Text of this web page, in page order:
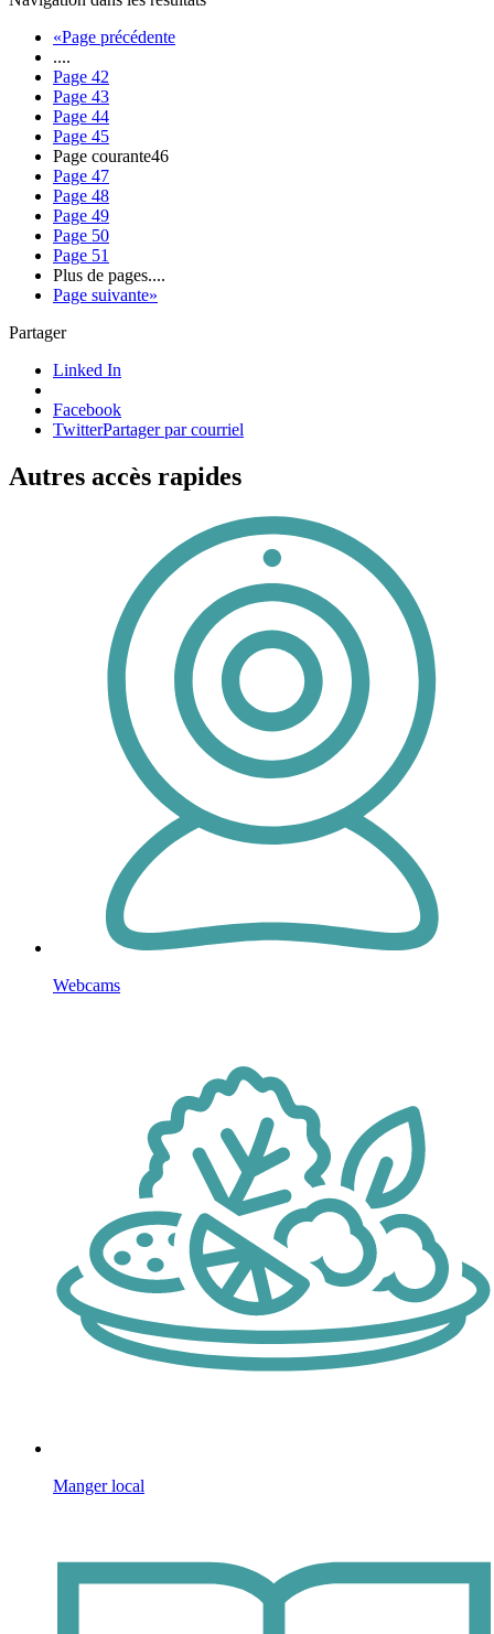
«Page précédente
....
Page 42
Page 43
Page 44
Page 45
Page courante46
Page 47
Page 48
Page 49
Page 50
Page 51
Plus de pages....
Page suivante»
Partager
Linked In
Facebook
TwitterPartager par courriel
Autres accès rapides
Webcams
Manger local